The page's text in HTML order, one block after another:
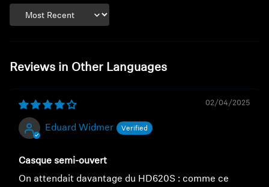
Sort by
Reviews in Other Languages
02/04/2025
Eduard Widmer
Casque semi-ouvert
On attendait davantage du HD620S : comme ce